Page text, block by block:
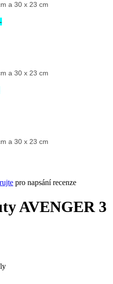
a 30 x 23 cm
a 30 x 23 cm
a 30 x 23 cm
pro napsání recenze
AVENGER 3